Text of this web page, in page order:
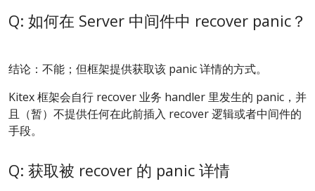
Q: 如何在 Server 中间件中 recover panic？
结论：不能；但框架提供获取该 panic 详情的方式。
Kitex 框架会自行 recover 业务 handler 里发生的 panic，并
且（暂）不提供任何在此前插入 recover 逻辑或者中间件的
手段。
Q: 获取被 recover 的 panic 详情